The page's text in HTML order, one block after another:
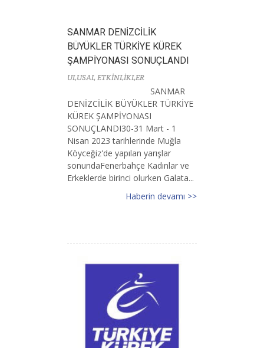
SANMAR DENİZCİLİK
BÜYÜKLER TÜRKİYE KÜREK
ŞAMPİYONASI SONUÇLANDI
ULUSAL ETKİNLİKLER
SANMAR
DENİZCİLİK BÜYÜKLER TÜRKİYE
KÜREK ŞAMPİYONASI
SONUÇLANDI30-31 Mart - 1
Nisan 2023 tarihlerinde Muğla
Köyceğiz'de yapılan yarışlar
sonundaFenerbahçe Kadınlar ve
Erkeklerde birinci olurken Galata...
Haberin devamı >>